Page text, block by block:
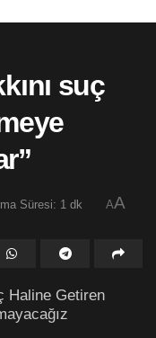
suç
Süresi: 1 dk AA
Haline Getiren